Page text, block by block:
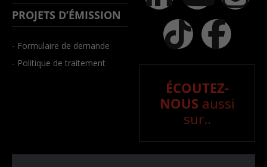
PROJETS D’ÉMISSION
- Formulaire de demande
- Politique de traitement
ÉCOUTEZ-
NOUS aussi
sur..